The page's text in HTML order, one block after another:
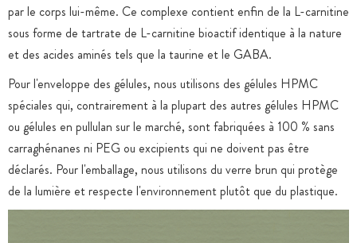
par le corps lui-même. Ce complexe contient enfin de la L-carnitine
sous forme de tartrate de L-carnitine bioactif identique à la nature
et des acides aminés tels que la taurine et le GABA.
Pour l'enveloppe des gélules, nous utilisons des gélules HPMC
spéciales qui, contrairement à la plupart des autres gélules HPMC
ou gélules en pullulan sur le marché, sont fabriquées à 100 % sans
carraghénanes ni PEG ou excipients qui ne doivent pas être
déclarés. Pour l'emballage, nous utilisons du verre brun qui protège
de la lumière et respecte l'environnement plutôt que du plastique.